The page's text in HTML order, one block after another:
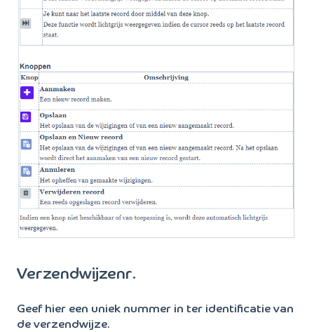
Verzendwijzenr.
Geef hier een uniek nummer in ter identificatie van
de verzendwijze.